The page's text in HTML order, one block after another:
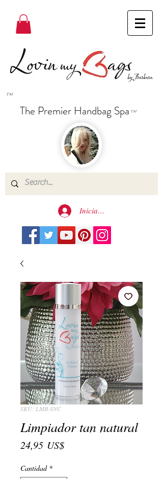
™
The Premier Handbag Spa™
Iniciar sesión
SKU: LMB-SNC
Limpiador tan natural
24,95 US$Precio
Cantidad *